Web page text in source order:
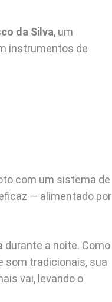
da Silva, um
instrumentos de
com um sistema de
— alimentado por
durante a noite. Como
som tradicionais, sua
vai, levando o